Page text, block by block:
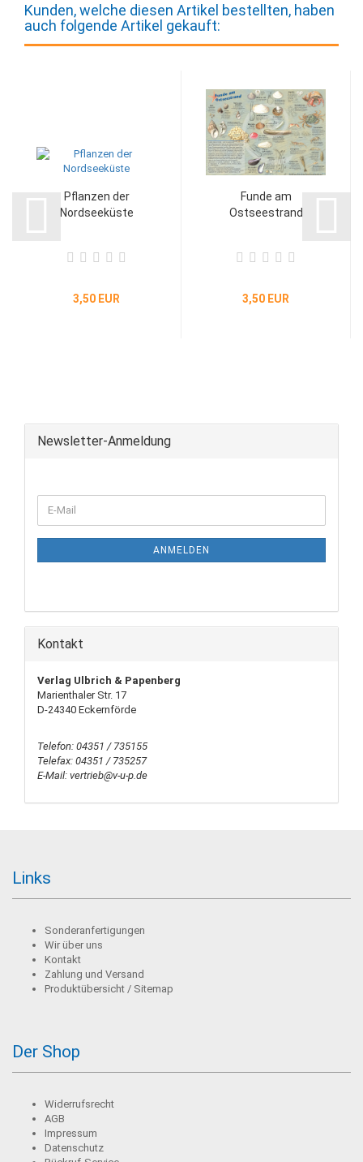
Kunden, welche diesen Artikel bestellten, haben
auch folgende Artikel gekauft:
Pflanzen der
Nordseeküste
3,50 EUR
Funde am
Ostseestrand
3,50 EUR
Newsletter-Anmeldung
ANMELDEN
Kontakt
Verlag Ulbrich & Papenberg
Marienthaler Str. 17
D-24340 Eckernförde
Telefon: 04351 / 735155
Telefax: 04351 / 735257
E-Mail: vertrieb@v-u-p.de
Links
Sonderanfertigungen
Wir über uns
Kontakt
Zahlung und Versand
Produktübersicht / Sitemap
Der Shop
Widerrufsrecht
AGB
Impressum
Datenschutz